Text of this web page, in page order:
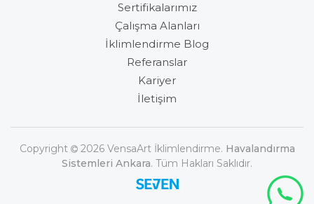
Sertifikalarımız
Çalışma Alanları
İklimlendirme Blog
Referanslar
Kariyer
İletişim
Copyright 2026 VensaArt İklimlendirme. Havalandırma
Sistemleri Ankara. Tüm Hakları Saklıdır.